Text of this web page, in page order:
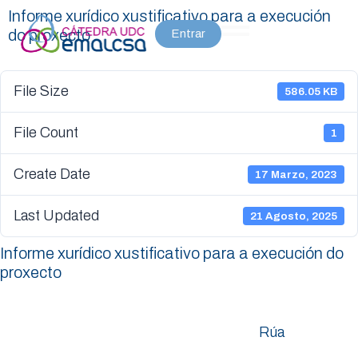
Entrar
Informe xurídico xustificativo para a execución
do proxecto
File Size 586.05 KB
File Count 1
Create Date 17 Marzo, 2023
Last Updated 21 Agosto, 2025
Informe xurídico xustificativo para a execución do
proxecto
Rúa